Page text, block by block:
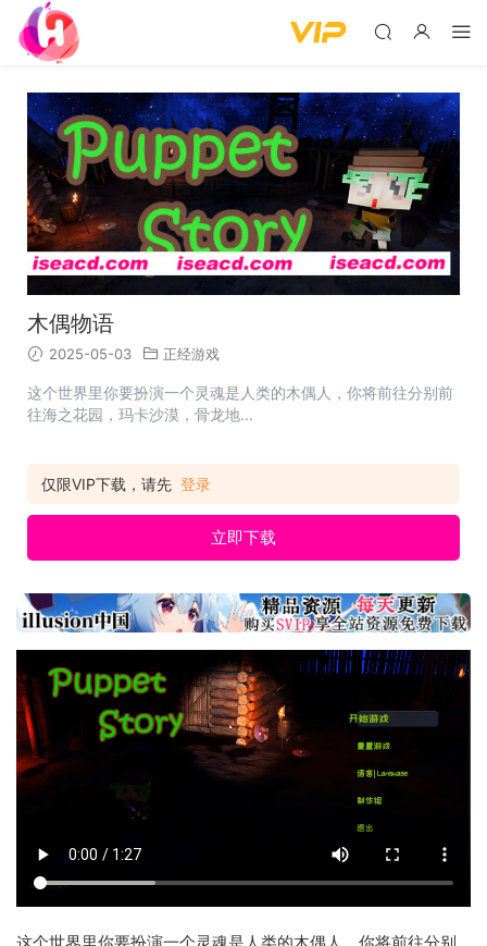
木偶物语
2025-05-03 正经游戏
这个世界里你要扮演一个灵魂是人类的木偶人，你将前往分别前
往海之花园，玛卡沙漠，骨龙地...
仅限VIP下载，请先 登录
立即下载